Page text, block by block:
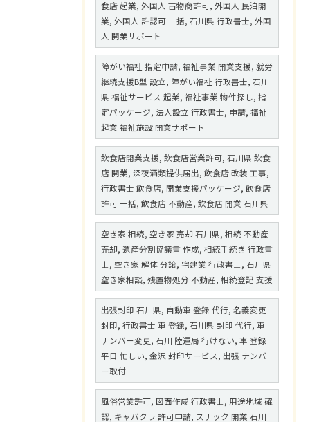
食店 起業, 外国人 古物商許可, 外国人 民泊開
業, 外国人 許認可 一括, 石川県 行政書士, 外国
人 開業サポート
障がい福祉 指定申請, 福祉事業 開業支援, 就労
継続支援B型 設立, 障がい福祉 行政書士, 石川
県 福祉サービス 起業, 福祉事業 物件探し, 指
定パッケージ, 法人設立 行政書士, 申請, 福祉
起業 福祉施設 開業サポート
飲食店開業支援, 飲食店営業許可, 石川県 飲食
店 開業, 深夜酒類提供届出, 飲食店 改装 工事,
行政書士 飲食店, 開業支援パッケージ, 飲食店
許可 一括, 飲食店 不動産, 飲食店 開業 石川県
空き家 相続, 空き家 売却 石川県, 相続 不動産
売却, 遺産分割協議書 作成, 相続手続き 行政書
士, 空き家 解体 分譲, 宅建業 行政書士, 石川県
空き家相談, 残置物処分 不動産, 相続登記 支援
出張封印 石川県, 自動車 登録 代行, 名義変更
封印, 行政書士 車 登録, 石川県 封印 代行, 車
ナンバー変更, 石川 陸運局 行けない, 車 登録
平日 忙しい, 金沢 封印サービス, 出張 ナンバ
ー取付
風俗営業許可, 図面作成 行政書士, 用途地域 確
認, キャバクラ 許可申請, スナック 開業 石川